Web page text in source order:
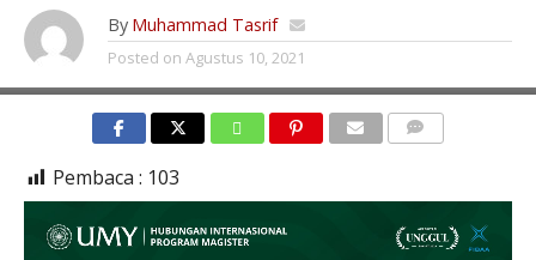
By Muhammad Tasrif
Posted on Agustus 10, 2021
Pembaca : 103